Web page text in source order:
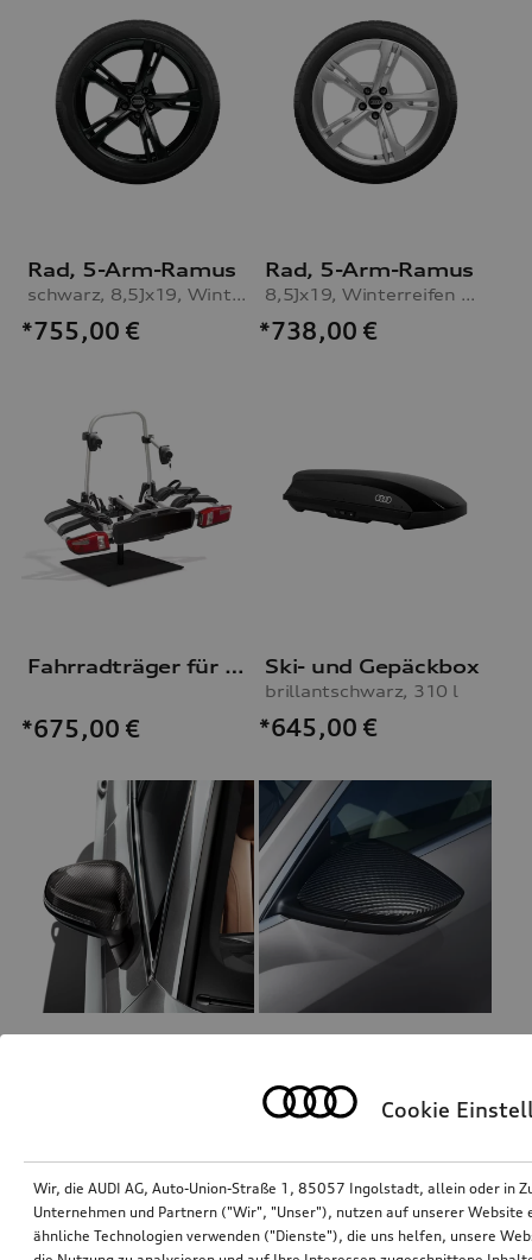
Rad, 5-Arm-Ramus
schwarz, 8,5Jx19, Winterreifen 255/35 R19 96V XL
*755,00 €
Rad, 5-Arm-Ramus
8,5Jx19, Winterreifen 255/35 R19 96V XL
*738,00 €
Fahrradträger für die Anhängevorrichtung
*675,00 €
Ski- und Gepäckbox
brillantschwarz, 310 l
*645,00 €
*630,00
Cookie
Wir, die AUDI AG, Auto-Union-Straße 1, 85057 Ingolstadt, allein oder in
Unternehmen und Partnern ("Wir", "Unser"), nutzen auf unserer Website
ähnliche Technologien verwenden ("Dienste"), die uns helfen, unsere